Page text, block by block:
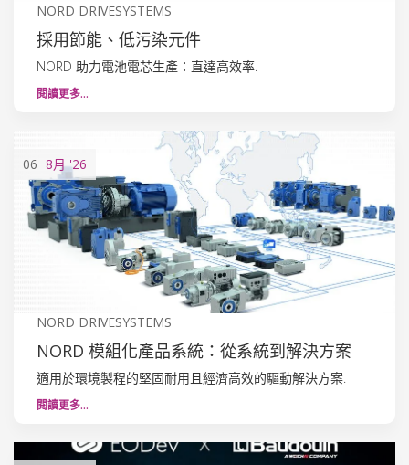
NORD DRIVESYSTEMS
採用節能、低污染元件
NORD 助力電池電芯生產：直達高效率.
閱讀更多…
06 8月'26
NORD DRIVESYSTEMS
NORD 模組化產品系統：從系統到解決方案
適用於環境製程的堅固耐用且經濟高效的驅動解決方案.
閱讀更多…